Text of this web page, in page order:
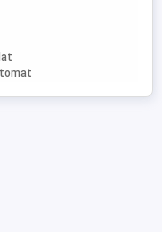
parcare față spate -
...